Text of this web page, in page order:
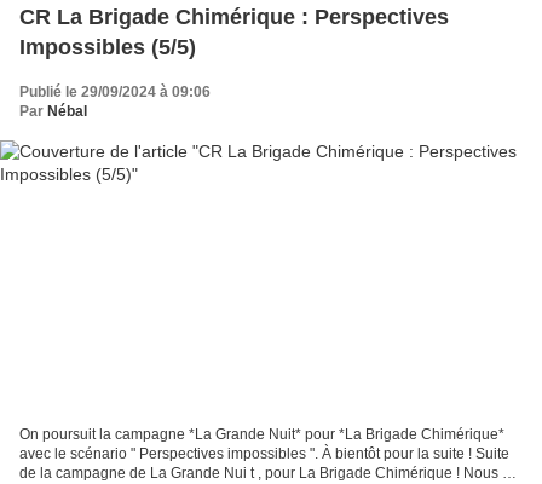
CR La Brigade Chimérique : Perspectives
Impossibles (5/5)
Publié le 29/09/2024 à 09:06
Par Nébal
On poursuit la campagne *La Grande Nuit* pour *La Brigade Chimérique*
avec le scénario " Perspectives impossibles ". À bientôt pour la suite ! Suite
de la campagne de La Grande Nui t , pour La Brigade Chimérique ! Nous en